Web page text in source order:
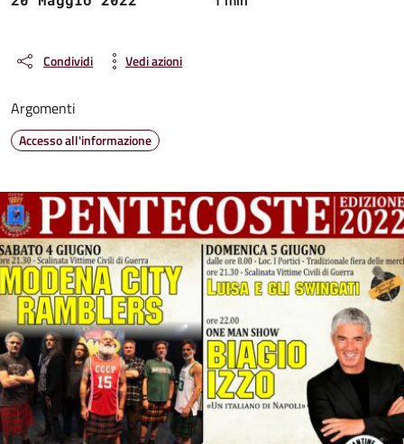
Condividi Vedi azioni
Argomenti
Accesso all'informazione